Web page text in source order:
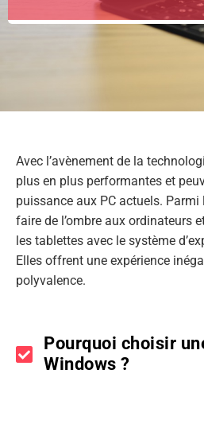
Avec l’avènement de la
plus en plus performantes et
puissance aux PC actuels.
faire de l’ombre aux ordinateurs
les tablettes avec le système
Elles offrent une expérience
polyvalence.
Pourquoi choisir
Windows ?